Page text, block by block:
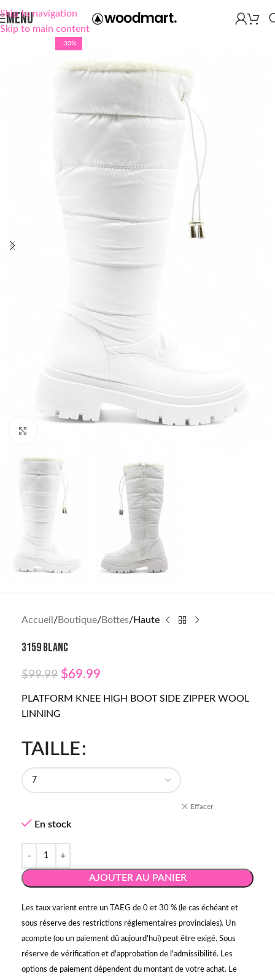
Skip to navigation
Skip to main content
MENU
-30%
Accueil Boutique Bottes Haute
3159 BLANC
$99.99 $69.99
PLATFORM KNEE HIGH BOOT SIDE ZIPPER WOOL
LINNING
TAILLE
Effacer
En stock
AJOUTER AU PANIER
Les taux varient entre un TAEG de 0 et 30 % (le cas échéant et
sous réserve des restrictions réglementaires provinciales). Un
acompte (ou un paiement dû aujourd'hui) peut être exigé. Sous
réserve de vérification et d'approbation de l'admissibilité. Les
options de paiement dépendent du montant de votre achat. Le